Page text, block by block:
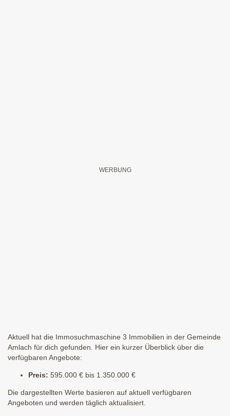
Aktuell hat die Immosuchmaschine 3 Immobilien in der Gemeinde
Amlach für dich gefunden. Hier ein kurzer Überblick über die
verfügbaren Angebote:
Preis: 595.000 € bis 1.350.000 €
Die dargestellten Werte basieren auf aktuell verfügbaren
Angeboten und werden täglich aktualisiert.